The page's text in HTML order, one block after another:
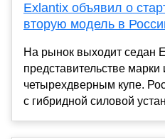
Exlantix объявил о
вторую модель в
На рынок выходит седан
представительстве
четырехдверным купе.
с гибридной силовой